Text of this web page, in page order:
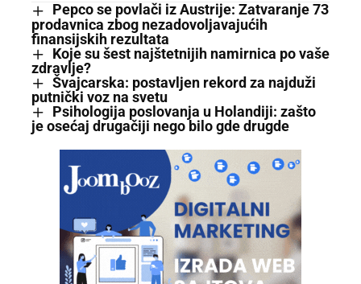
Pepco se povlači iz Austrije: Zatvaranje 73
prodavnica zbog nezadovoljavajućih
finansijskih rezultata
Koje su šest najštetnijih namirnica po vaše
zdravlje?
Švajcarska: postavljen rekord za najduži
putnički voz na svetu
Psihologija poslovanja u Holandiji: zašto
je osećaj drugačiji nego bilo gde drugde